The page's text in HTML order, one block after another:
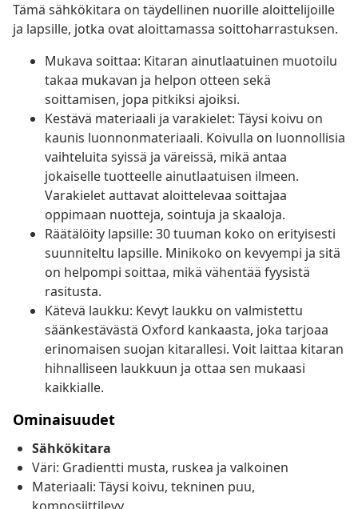
Tämä sähkökitara on täydellinen nuorille aloittelijoille
ja lapsille, jotka ovat aloittamassa soittoharrastuksen.
Mukava soittaa: Kitaran ainutlaatuinen muotoilu
takaa mukavan ja helpon otteen sekä
soittamisen, jopa pitkiksi ajoiksi.
Kestävä materiaali ja varakielet: Täysi koivu on
kaunis luonnonmateriaali. Koivulla on luonnollisia
vaihteluita syissä ja väreissä, mikä antaa
jokaiselle tuotteelle ainutlaatuisen ilmeen.
Varakielet auttavat aloittelevaa soittajaa
oppimaan nuotteja, sointuja ja skaaloja.
Räätälöity lapsille: 30 tuuman koko on erityisesti
suunniteltu lapsille. Minikoko on kevyempi ja sitä
on helpompi soittaa, mikä vähentää fyysistä
rasitusta.
Kätevä laukku: Kevyt laukku on valmistettu
säänkestävästä Oxford kankaasta, joka tarjoaa
erinomaisen suojan kitarallesi. Voit laittaa kitaran
hihnalliseen laukkuun ja ottaa sen mukaasi
kaikkialle.
Ominaisuudet
Sähkökitara
Väri: Gradientti musta, ruskea ja valkoinen
Materiaali: Täysi koivu, tekninen puu,